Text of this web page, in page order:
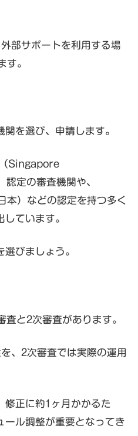
部サポートを利用する場
す。
を選び、申請します。
Singapore
定の審査機関や、
）などの認定を持つ多く
ています。
びましょう。
と2次審査があります。
、2次審査では実際の運用
修正に約1ヶ月かかるた
ール調整が重要となってき